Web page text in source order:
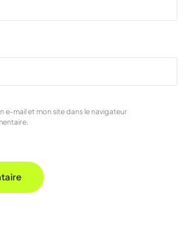
e-mail et mon site dans le navigateur